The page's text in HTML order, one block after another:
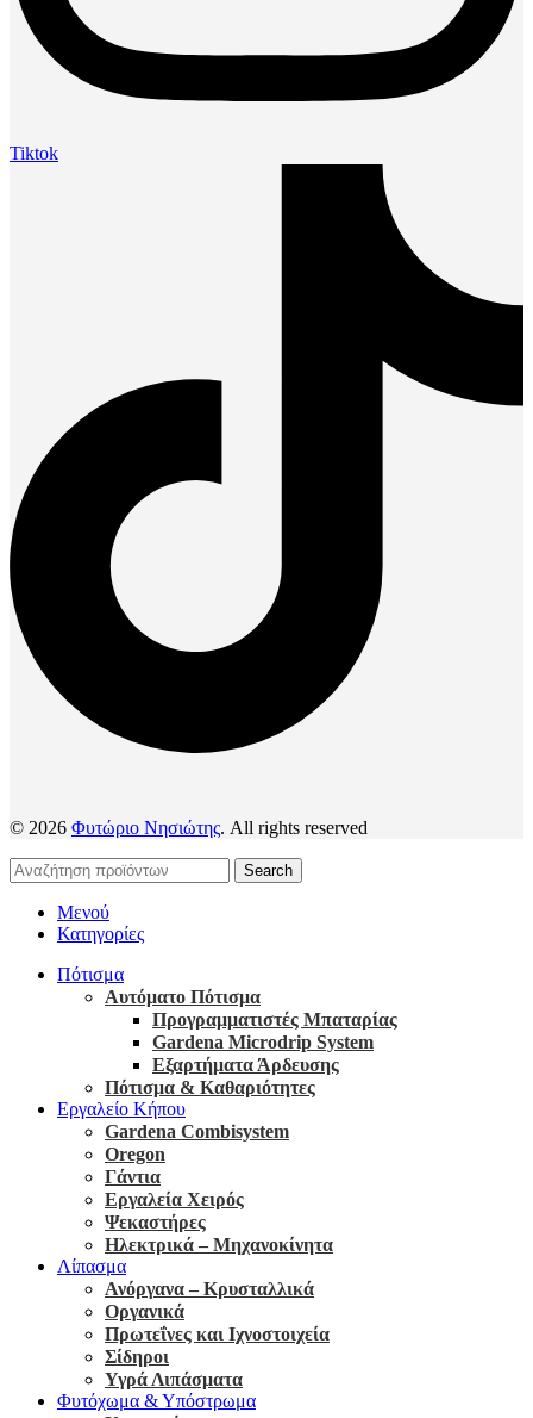
Tiktok
© 2026 Φυτώριο Νησιώτης. All rights reserved
Search
Μενού
Κατηγορίες
Πότισμα
Αυτόματο Πότισμα
Προγραμματιστές Μπαταρίας
Gardena Microdrip System
Εξαρτήματα Άρδευσης
Πότισμα & Καθαριότητες
Εργαλείο Κήπου
Gardena Combisystem
Oregon
Γάντια
Εργαλεία Χειρός
Ψεκαστήρες
Ηλεκτρικά – Μηχανοκίνητα
Λίπασμα
Ανόργανα – Κρυσταλλικά
Οργανικά
Πρωτεΐνες και Ιχνοστοιχεία
Σίδηροι
Υγρά Λιπάσματα
Φυτόχωμα & Υπόστρωμα